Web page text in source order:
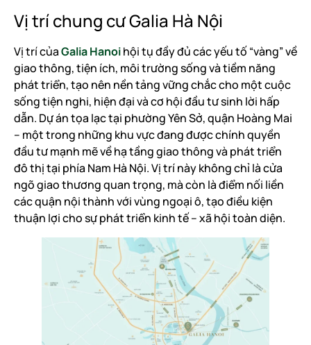
Vị trí chung cư Galia Hà Nội
Vị trí củaGalia Hanoihội tụ đầy đủ các yếu tố “vàng” về
giao thông, tiện ích, môi trường sống và tiềm năng
phát triển, tạo nên nền tảng vững chắc cho một cuộc
sống tiện nghi, hiện đại và cơ hội đầu tư sinh lời hấp
dẫn. Dự án tọa lạc tại phường Yên Sở, quận Hoàng Mai
– một trong những khu vực đang được chính quyền
đầu tư mạnh mẽ về hạ tầng giao thông và phát triển
đô thị tại phía Nam Hà Nội. Vị trí này không chỉ là cửa
ngõ giao thương quan trọng, mà còn là điểm nối liền
các quận nội thành với vùng ngoại ô, tạo điều kiện
thuận lợi cho sự phát triển kinh tế – xã hội toàn diện.